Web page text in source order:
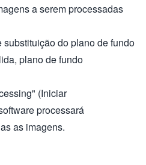
a serem processadas
do plano de fundo
plano de fundo
(Iniciar
processará
as imagens.